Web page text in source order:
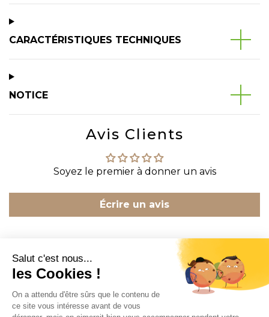
CARACTÉRISTIQUES TECHNIQUES
NOTICE
Avis Clients
Soyez le premier à donner un avis
Écrire un avis
CONTACT
INFORMATION